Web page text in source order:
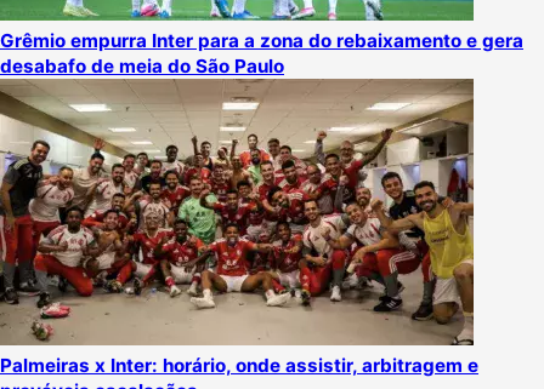
Grêmio empurra Inter para a zona do rebaixamento e gera
desabafo de meia do São Paulo
Palmeiras x Inter: horário, onde assistir, arbitragem e